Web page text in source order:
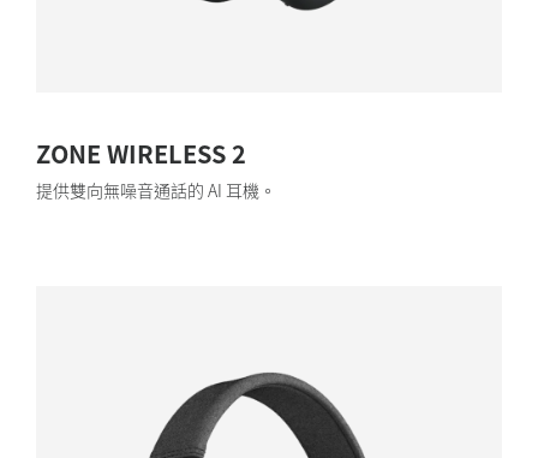
ZONE WIRELESS 2
提供雙向無噪音通話的 AI 耳機。